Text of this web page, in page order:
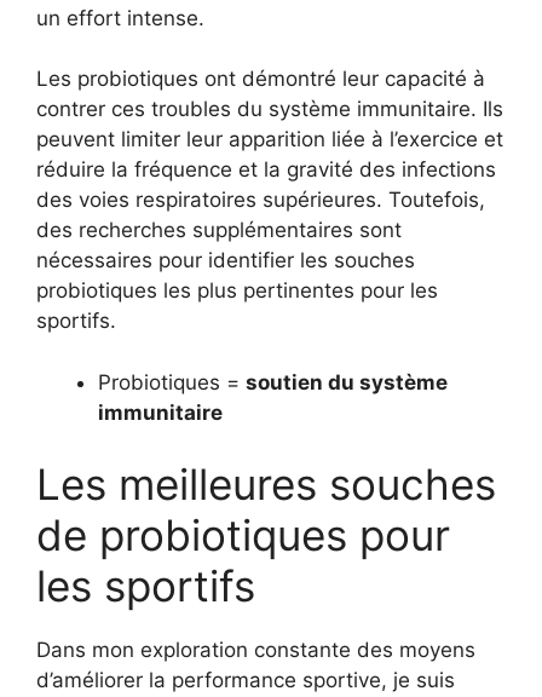
un effort intense.
Les probiotiques ont démontré leur capacité à
contrer ces troubles du système immunitaire. Ils
peuvent limiter leur apparition liée à l’exercice et
réduire la fréquence et la gravité des infections
des voies respiratoires supérieures. Toutefois,
des recherches supplémentaires sont
nécessaires pour identifier les souches
probiotiques les plus pertinentes pour les
sportifs.
Probiotiques = soutien du système
immunitaire
Les meilleures souches
de probiotiques pour
les sportifs
Dans mon exploration constante des moyens
d’améliorer la performance sportive, je suis